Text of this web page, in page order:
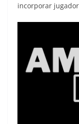
incorporar